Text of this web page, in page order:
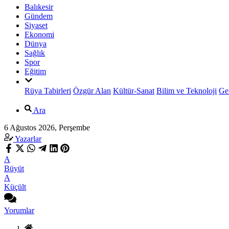
Balıkesir
Gündem
Siyaset
Ekonomi
Dünya
Sağlık
Spor
Eğitim
Rüya Tabirleri Özgür Alan Kültür-Sanat Bilim ve Teknoloji
Ara
6 Ağustos 2026, Perşembe
Yazarlar
A
Büyüt
A
Küçült
Yorumlar